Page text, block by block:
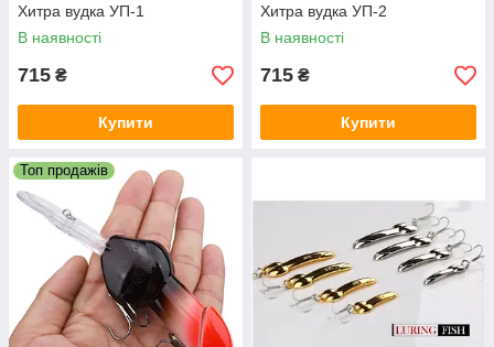
Хитра вудка УП-1
В наявності
715 ₴
Купити
Хитра вудка УП-2
В наявності
715 ₴
Купити
Топ продажів